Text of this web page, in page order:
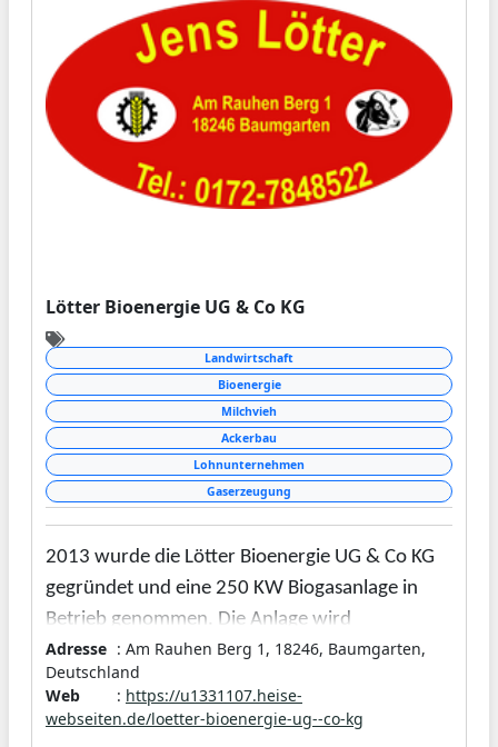
Lötter Bioenergie UG & Co KG
Landwirtschaft
Bioenergie
Milchvieh
Ackerbau
Lohnunternehmen
Gaserzeugung
2013 wurde die Lötter Bioenergie UG & Co KG
gegründet und eine 250 KW Biogasanlage in
Betrieb genommen. Die Anlage wird
ausschließlich mit Rindergülle, Mist und
Futterresten betrieben, es werden keine
Futterpflanzen wie z. B. Mais verwendet. Der
Adresse : Am Rauhen Berg 1, 18246, Baumgarten,
Deutschland
Web
: https://u1331107.heise-
webseiten.de/loetter-bioenergie-ug--co-kg